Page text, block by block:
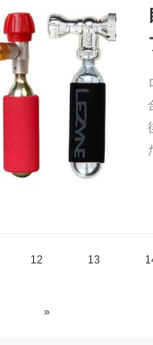
12 13
»